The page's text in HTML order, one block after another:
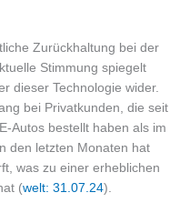
Zurückhaltung bei der
Stimmung spiegelt
dieser Technologie wider.
bei Privatkunden, die seit
Autos bestellt haben als im
den letzten Monaten hat
was zu einer erheblichen
(welt: 31.07.24).